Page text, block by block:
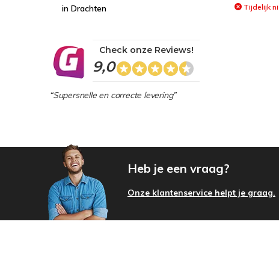
Tijdelijk
in Drachten
9,0
Check onze Reviews!
“Supersnelle en correcte levering”
Heb je een vraag?
Onze klantenservice helpt je graag.